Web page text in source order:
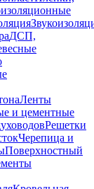
ДСП,
Ленты
и цементные
Решетки
Черепица и
Поверхностный